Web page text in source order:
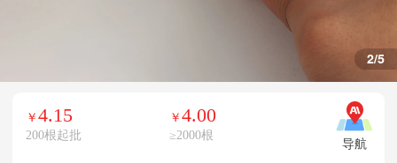
3/5
￥4.15
200根起批
￥4.00
≥2000根 导航